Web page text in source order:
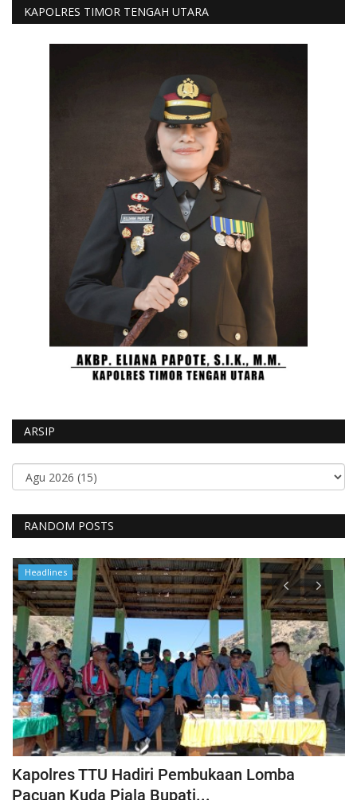
KAPOLRES TIMOR TENGAH UTARA
ARSIP
RANDOM POSTS
Headlines
Kapolres TTU Hadiri Pembukaan Lomba
Pacuan Kuda Piala Bupati...